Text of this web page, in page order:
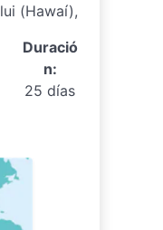
(Hawaí),
Duració
n:
25 días